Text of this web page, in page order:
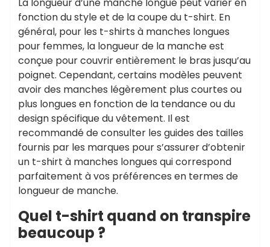
fonction du style et de la coupe du t-shirt. En
général, pour les t-shirts à manches longues
pour femmes, la longueur de la manche est
conçue pour couvrir entièrement le bras jusqu’au
poignet. Cependant, certains modèles peuvent
avoir des manches légèrement plus courtes ou
plus longues en fonction de la tendance ou du
design spécifique du vêtement. Il est
recommandé de consulter les guides des tailles
fournis par les marques pour s’assurer d’obtenir
un t-shirt à manches longues qui correspond
parfaitement à vos préférences en termes de
longueur de manche.
Quel t-shirt quand on transpire
beaucoup ?